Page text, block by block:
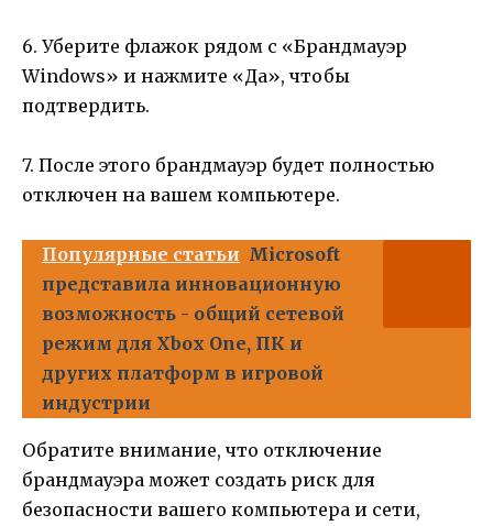
6. Уберите флажок рядом с «Брандмауэр
Windows» и нажмите «Да», чтобы
подтвердить.
7. После этого брандмауэр будет полностью
отключен на вашем компьютере.
Популярные статьи Microsoft
представила инновационную
возможность - общий сетевой
режим для Xbox One, ПК и
других платформ в игровой
индустрии
Обратите внимание, что отключение
брандмауэра может создать риск для
безопасности вашего компьютера и сети,